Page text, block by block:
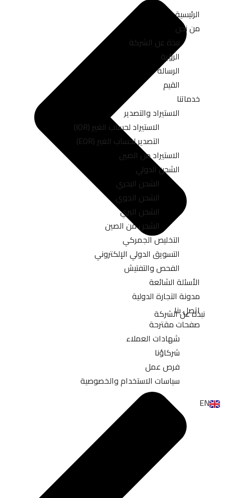
الرئيسية
من نحن
نبذة عن الشركة
الرؤية
الرسالة
القيم
خدماتنا
الاستيراد والتصدير
الاستيراد لحساب الغير (IOR)
التصدير لحساب الغير (EOR)
الاستيراد من الصين
الشحن الدولي
الشحن البحري
الشحن الجوي
الشحن البري
الشحن من الصين
التخليص الجمركي
التسويق الدولي الإلكتروني
الفحص والتفتيش
الأسئلة الشائعة
مدونة التجارة الدولية
اتصل بنا
صفحات مقترحة
شهادات العملاء
شركاؤنا
فرص عمل
سياسات الاستخدام والخصوصية
EN
نبذة عن الشركة